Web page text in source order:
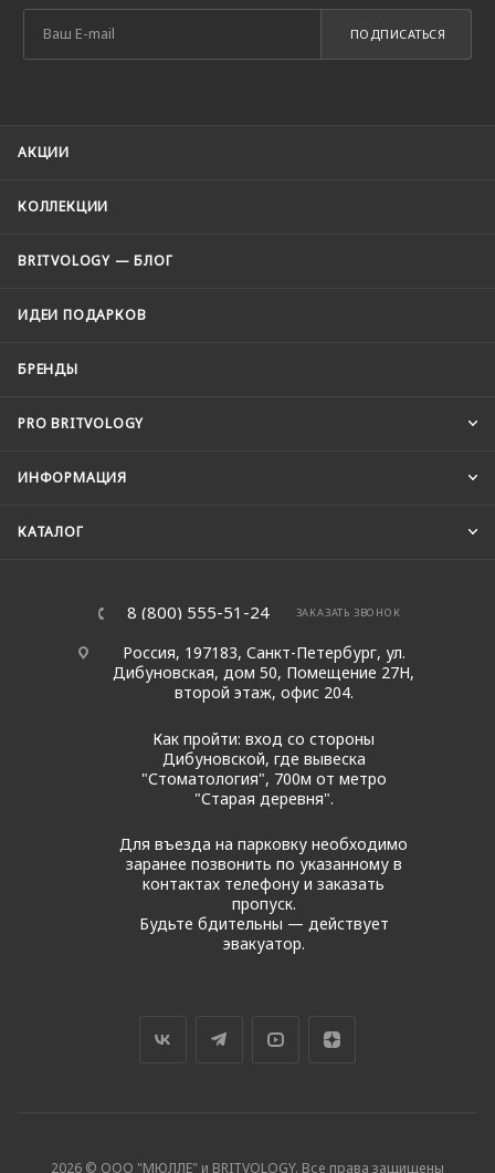
ПОДПИСАТЬСЯ
АКЦИИ
КОЛЛЕКЦИИ
BRITVOLOGY — БЛОГ
ИДЕИ ПОДАРКОВ
БРЕНДЫ
PRO BRITVOLOGY
ИНФОРМАЦИЯ
КАТАЛОГ
8 (800) 555-51-24 ЗАКАЗАТЬ ЗВОНОК
Россия, 197183, Санкт-Петербург, ул.
Дибуновская, дом 50, Помещение 27Н,
второй этаж, офис 204.
Как пройти: вход со стороны
Дибуновской, где вывеска
"Стоматология", 700м от метро
"Старая деревня".
Для въезда на парковку необходимо
заранее позвонить по указанному в
контактах телефону и заказать
пропуск.
Будьте бдительны — действует
эвакуатор.
2026 © ООО "МЮЛЛЕ" и BRITVOLOGY. Все права защищены